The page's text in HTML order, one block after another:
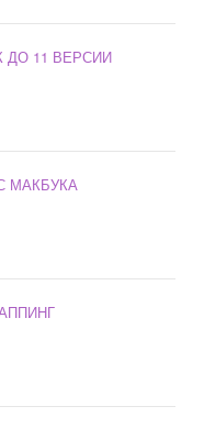
ДО 11 ВЕРСИИ
МАКБУКА